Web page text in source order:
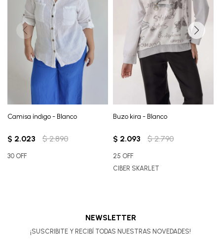
Camisa índigo - Blanco
$ 2.023 $ 2.890
30 OFF
Buzo kira - Blanco
$ 2.093 $ 2.790
25 OFF
CIBER SKARLET
NEWSLETTER
¡SUSCRIBITE Y RECIBÍ TODAS NUESTRAS NOVEDADES!